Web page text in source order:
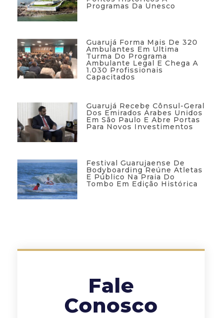
Programas Da Unesco
Guarujá Forma Mais De 320
Ambulantes Em Última
Turma Do Programa
Ambulante Legal E Chega A
1.030 Profissionais
Capacitados
Guarujá Recebe Cônsul-Geral
Dos Emirados Árabes Unidos
Em São Paulo E Abre Portas
Para Novos Investimentos
Festival Guarujaense De
Bodyboarding Reúne Atletas
E Público Na Praia Do
Tombo Em Edição Histórica
Fale
Conosco